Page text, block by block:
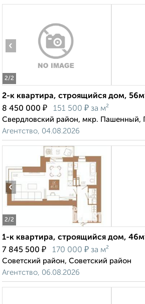
2/2
‹
2-к квартира, строящийся дом,
8 450 000 ₽ 151 500 ₽ за м²
Свердловский район, мкр. Пашенный,
Агентство, 04.08.2026
2/2
‹
1-к квартира, строящийся дом,
7 845 500 ₽ 170 000 ₽ за м²
Советский район, Советский район
Агентство, 06.08.2026